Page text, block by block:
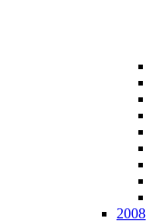
2008